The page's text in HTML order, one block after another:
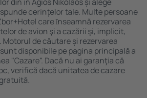
cerințelor tale. Multe persoane
care ȋnseamnă rezervarea
de avion şi a cazării şi, implicit,
Motorul de căutare și rezervarea
disponibile pe pagina principală a
"Cazare". Dacă nu ai garanţia că
verifică dacă unitatea de cazare